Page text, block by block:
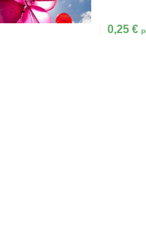
0,25 €